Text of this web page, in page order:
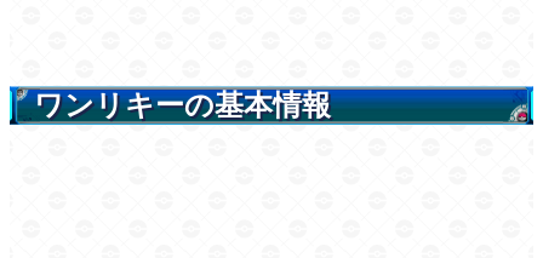
ワンリキーの基本情報